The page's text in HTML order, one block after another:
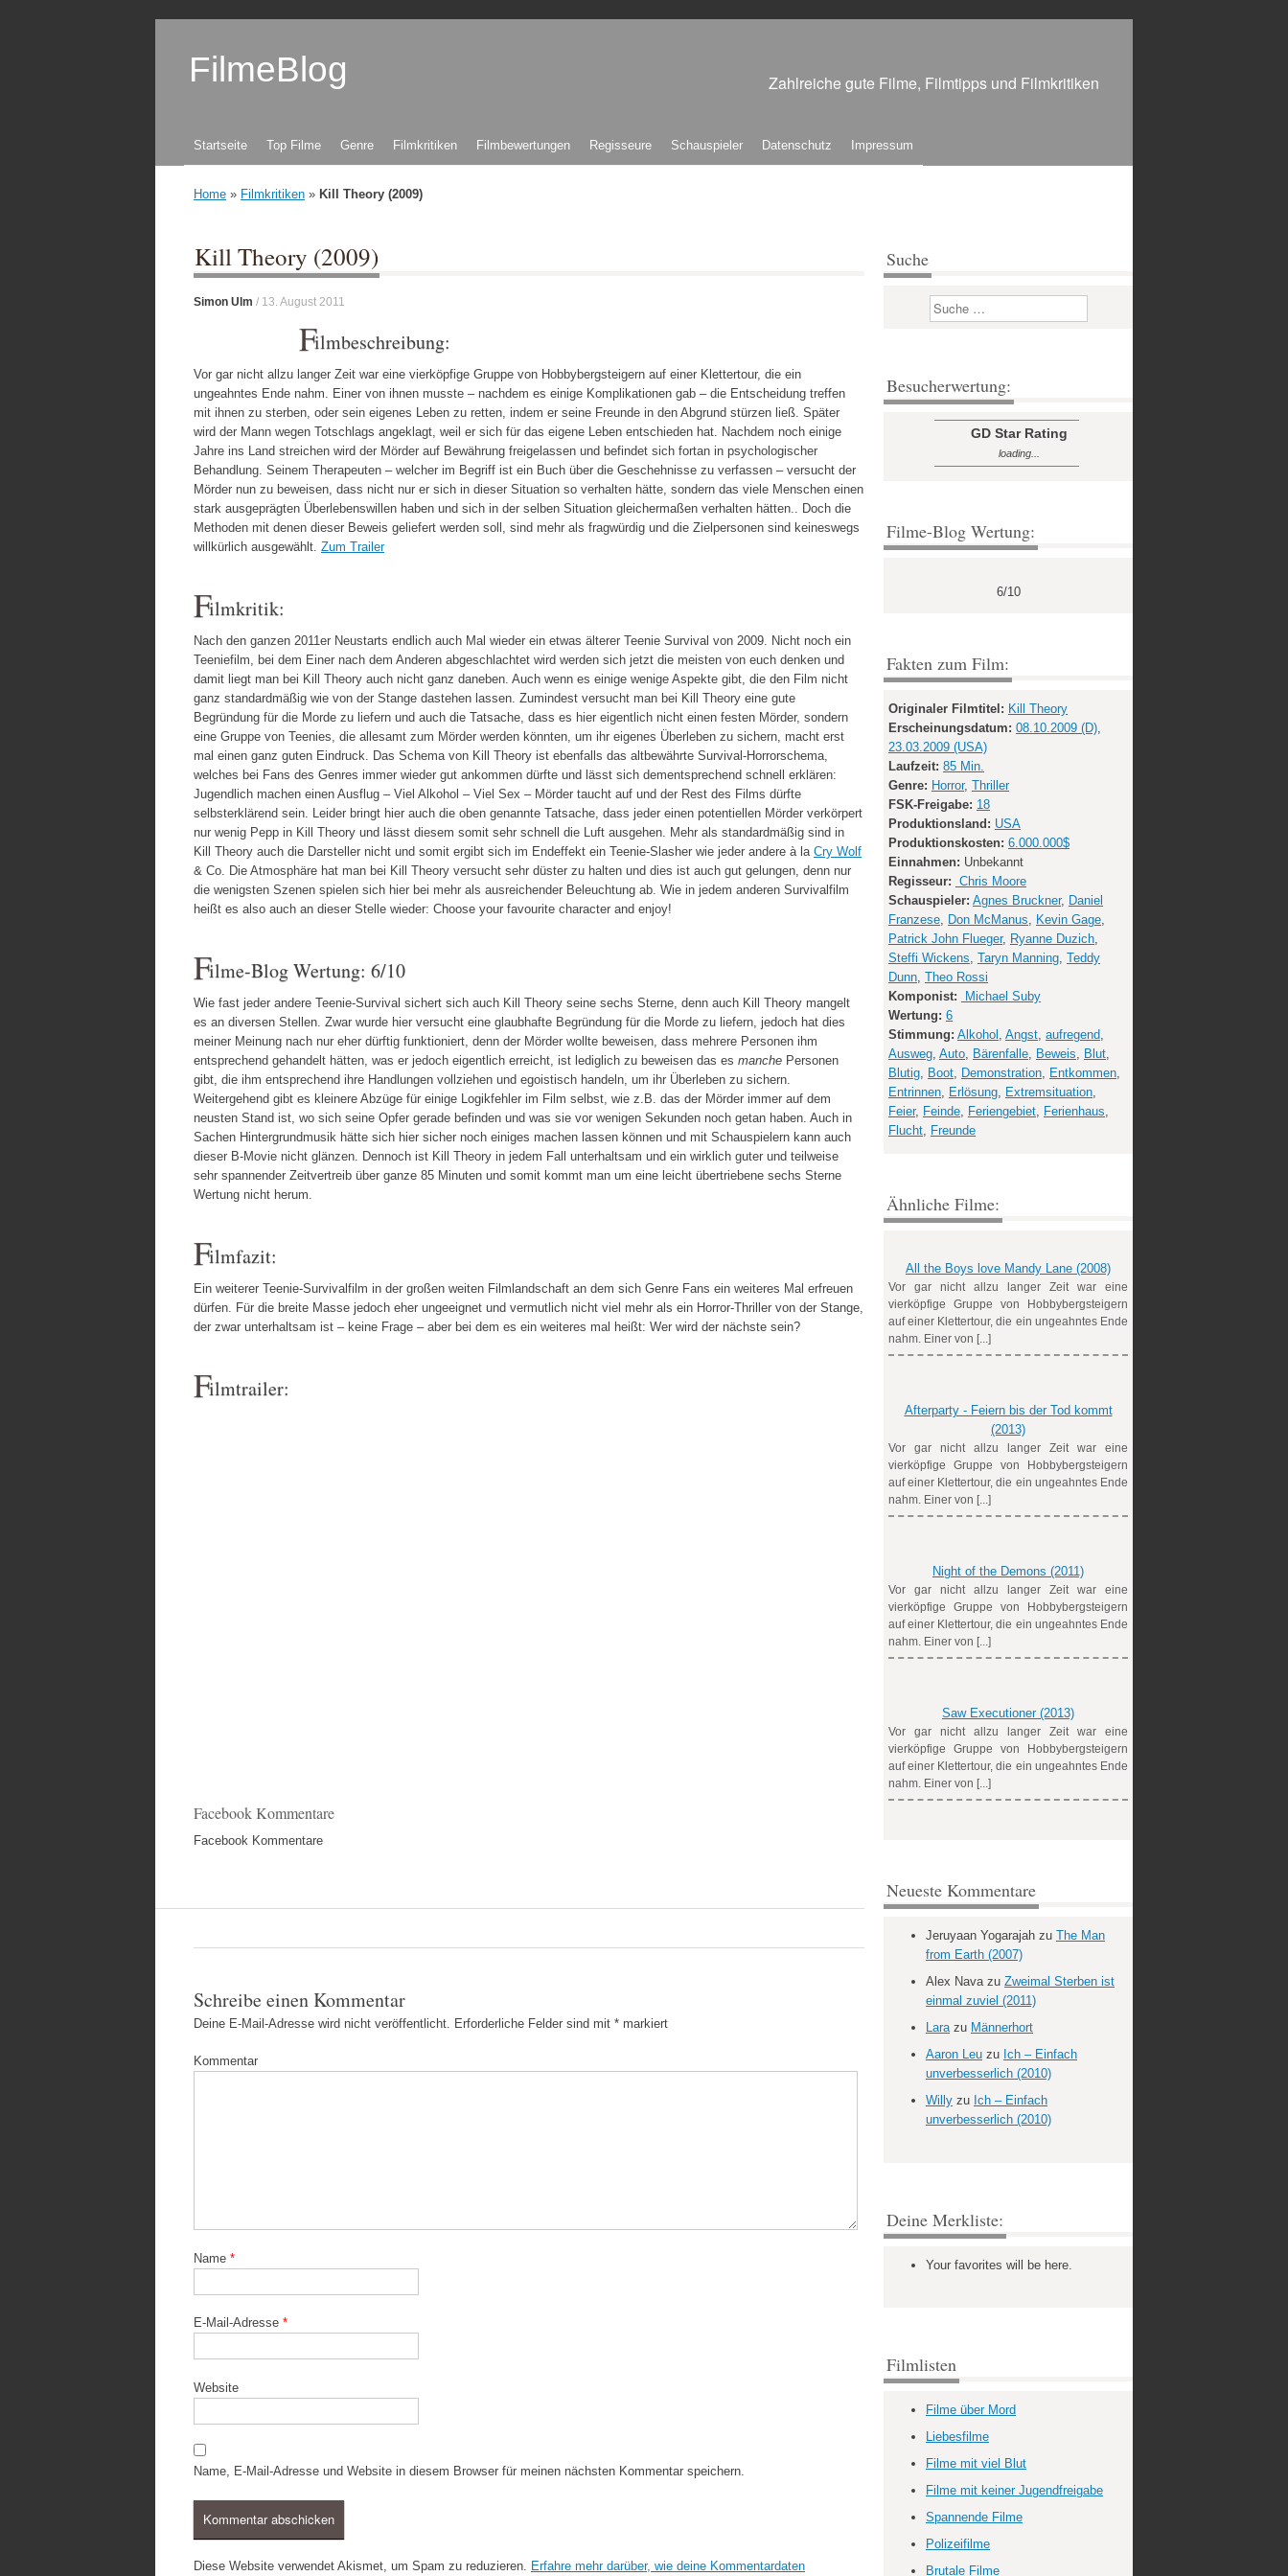
FilmeBlog Zahlreiche gute Filme, Filmtipps und Filmkritiken
Zum Inhalt springen
Startseite Top Filme Genre Filmkritiken Filmbewertungen Regisseure Schauspieler Datenschutz Impressum
Home » Filmkritiken » Kill Theory (2009)
Kill Theory (2009)
Simon Ulm / 13. August 2011
Filmbeschreibung:
Vor gar nicht allzu langer Zeit war eine vierköpfige Gruppe von Hobbybergsteigern auf einer Klettertour, die ein
ungeahntes Ende nahm. Einer von ihnen musste – nachdem es einige Komplikationen gab – die Entscheidung treffen
mit ihnen zu sterben, oder sein eigenes Leben zu retten, indem er seine Freunde in den Abgrund stürzen ließ. Später
wird der Mann wegen Totschlags angeklagt, weil er sich für das eigene Leben entschieden hat. Nachdem noch einige
Jahre ins Land streichen wird der Mörder auf Bewährung freigelassen und befindet sich fortan in psychologischer
Behandlung. Seinem Therapeuten – welcher im Begriff ist ein Buch über die Geschehnisse zu verfassen – versucht der
Mörder nun zu beweisen, dass nicht nur er sich in dieser Situation so verhalten hätte, sondern das viele Menschen einen
stark ausgeprägten Überlebenswillen haben und sich in der selben Situation gleichermaßen verhalten hätten.. Doch die
Methoden mit denen dieser Beweis geliefert werden soll, sind mehr als fragwürdig und die Zielpersonen sind keineswegs
willkürlich ausgewählt. Zum Trailer
Filmkritik:
Nach den ganzen 2011er Neustarts endlich auch Mal wieder ein etwas älterer Teenie Survival von 2009. Nicht noch ein
Teeniefilm, bei dem Einer nach dem Anderen abgeschlachtet wird werden sich jetzt die meisten von euch denken und
damit liegt man bei Kill Theory auch nicht ganz daneben. Auch wenn es einige wenige Aspekte gibt, die den Film nicht
ganz standardmäßig wie von der Stange dastehen lassen. Zumindest versucht man bei Kill Theory eine gute
Begründung für die Morde zu liefern und auch die Tatsache, dass es hier eigentlich nicht einen festen Mörder, sondern
eine Gruppe von Teenies, die allesamt zum Mörder werden könnten, um ihr eigenes Überleben zu sichern, macht erst
mal einen ganz guten Eindruck. Das Schema von Kill Theory ist ebenfalls das altbewährte Survival-Horrorschema,
welches bei Fans des Genres immer wieder gut ankommen dürfte und lässt sich dementsprechend schnell erklären:
Jugendlich machen einen Ausflug – Viel Alkohol – Viel Sex – Mörder taucht auf und der Rest des Films dürfte
selbsterklärend sein. Leider bringt hier auch die oben genannte Tatsache, dass jeder einen potentiellen Mörder verkörpert
nur wenig Pepp in Kill Theory und lässt diesem somit sehr schnell die Luft ausgehen. Mehr als standardmäßig sind in
Kill Theory auch die Darsteller nicht und somit ergibt sich im Endeffekt ein Teenie-Slasher wie jeder andere à la Cry Wolf
& Co. Die Atmosphäre hat man bei Kill Theory versucht sehr düster zu halten und dies ist auch gut gelungen, denn nur
die wenigsten Szenen spielen sich hier bei mehr als ausreichender Beleuchtung ab. Wie in jedem anderen Survivalfilm
heißt es also auch an dieser Stelle wieder: Choose your favourite character and enjoy!
Filme-Blog Wertung: 6/10
Wie fast jeder andere Teenie-Survival sichert sich auch Kill Theory seine sechs Sterne, denn auch Kill Theory mangelt
es an diversen Stellen. Zwar wurde hier versucht eine glaubhafte Begründung für die Morde zu liefern, jedoch hat dies
meiner Meinung nach nur eher dürftig funktioniert, denn der Mörder wollte beweisen, dass mehrere Personen ihm
entsprechend gehandelt hätten, was er jedoch eigentlich erreicht, ist lediglich zu beweisen das es manche Personen
gibt, die ihm entsprechend ihre Handlungen vollziehen und egoistisch handeln, um ihr Überleben zu sichern.
Weitergehend gibt es kleinere Abzüge für einige Logikfehler im Film selbst, wie z.B. das der Mörder immer auf dem
neusten Stand ist, wo sich seine Opfer gerade befinden und was sie vor wenigen Sekunden noch getan haben. Auch in
Sachen Hintergrundmusik hätte sich hier sicher noch einiges machen lassen können und mit Schauspielern kann auch
dieser B-Movie nicht glänzen. Dennoch ist Kill Theory in jedem Fall unterhaltsam und ein wirklich guter und teilweise
sehr spannender Zeitvertreib über ganze 85 Minuten und somit kommt man um eine leicht übertriebene sechs Sterne
Wertung nicht herum.
Filmfazit:
Ein weiterer Teenie-Survivalfilm in der großen weiten Filmlandschaft an dem sich Genre Fans ein weiteres Mal erfreuen
dürfen. Für die breite Masse jedoch eher ungeeignet und vermutlich nicht viel mehr als ein Horror-Thriller von der Stange,
der zwar unterhaltsam ist – keine Frage – aber bei dem es ein weiteres mal heißt: Wer wird der nächste sein?
Filmtrailer:
Facebook Kommentare
Facebook Kommentare
Schreibe einen Kommentar
Deine E-Mail-Adresse wird nicht veröffentlicht. Erforderliche Felder sind mit * markiert
Kommentar
Name *
E-Mail-Adresse *
Website
Name, E-Mail-Adresse und Website in diesem Browser für meinen nächsten Kommentar speichern.
Diese Website verwendet Akismet, um Spam zu reduzieren. Erfahre mehr darüber, wie deine Kommentardaten
Suche
Suchen
Besucherwertung:
GD Star Rating
loading...
Filme-Blog Wertung:
6/10
Fakten zum Film:
Originaler Filmtitel: Kill Theory
Erscheinungsdatum: 08.10.2009 (D),
23.03.2009 (USA)
Laufzeit: 85 Min.
Genre: Horror, Thriller
FSK-Freigabe: 18
Produktionsland: USA
Produktionskosten: 6.000.000$
Einnahmen: Unbekannt
Regisseur: Chris Moore
Schauspieler: Agnes Bruckner, Daniel
Franzese, Don McManus, Kevin Gage,
Patrick John Flueger, Ryanne Duzich,
Steffi Wickens, Taryn Manning, Teddy
Dunn, Theo Rossi
Komponist:
Michael Suby
Wertung: 6
Stimmung: Alkohol , Angst, aufregend,
Ausweg, Auto, Bärenfalle, Beweis, Blut,
Blutig, Boot, Demonstration, Entkommen,
Entrinnen, Erlösung, Extremsituation,
Feier, Feinde, Feriengebiet, Ferienhaus,
Flucht, Freunde
Ähnliche Filme:
All the Boys love Mandy Lane (2008)
Vor gar nicht allzu langer Zeit war eine
vierköpfige Gruppe von Hobbybergsteigern
auf einer Klettertour, die ein ungeahntes Ende
nahm. Einer von [...]
Afterparty - Feiern bis der Tod kommt
(2013)
Vor gar nicht allzu langer Zeit war eine
vierköpfige Gruppe von Hobbybergsteigern
auf einer Klettertour, die ein ungeahntes Ende
nahm. Einer von [...]
Night of the Demons (2011)
Vor gar nicht allzu langer Zeit war eine
vierköpfige Gruppe von Hobbybergsteigern
auf einer Klettertour, die ein ungeahntes Ende
nahm. Einer von [...]
Saw Executioner (2013)
Vor gar nicht allzu langer Zeit war eine
vierköpfige Gruppe von Hobbybergsteigern
auf einer Klettertour, die ein ungeahntes Ende
nahm. Einer von [...]
Neueste Kommentare
Jeruyaan Yogarajah zu The Man
from Earth (2007)
Alex Navazu Zweimal Sterben ist
einmal zuviel (2011)
Larazu Männerhort
Aaron Leu zu Ich – Einfach
unverbesserlich (2010)
Willy zu Ich – Einfach
unverbesserlich (2010)
Deine Merkliste:
Your favorites will be here.
Filmlisten
Filme über Mord
Liebesfilme
Filme mit viel Blut
Filme mit keiner Jugendfreigabe
Spannende Filme
Polizeifilme
Brutale Filme